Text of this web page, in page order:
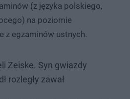
(z języka polskiego,
na poziomie
z egzaminów ustnych.
Zeiske. Syn gwiazdy
rozległy zawał